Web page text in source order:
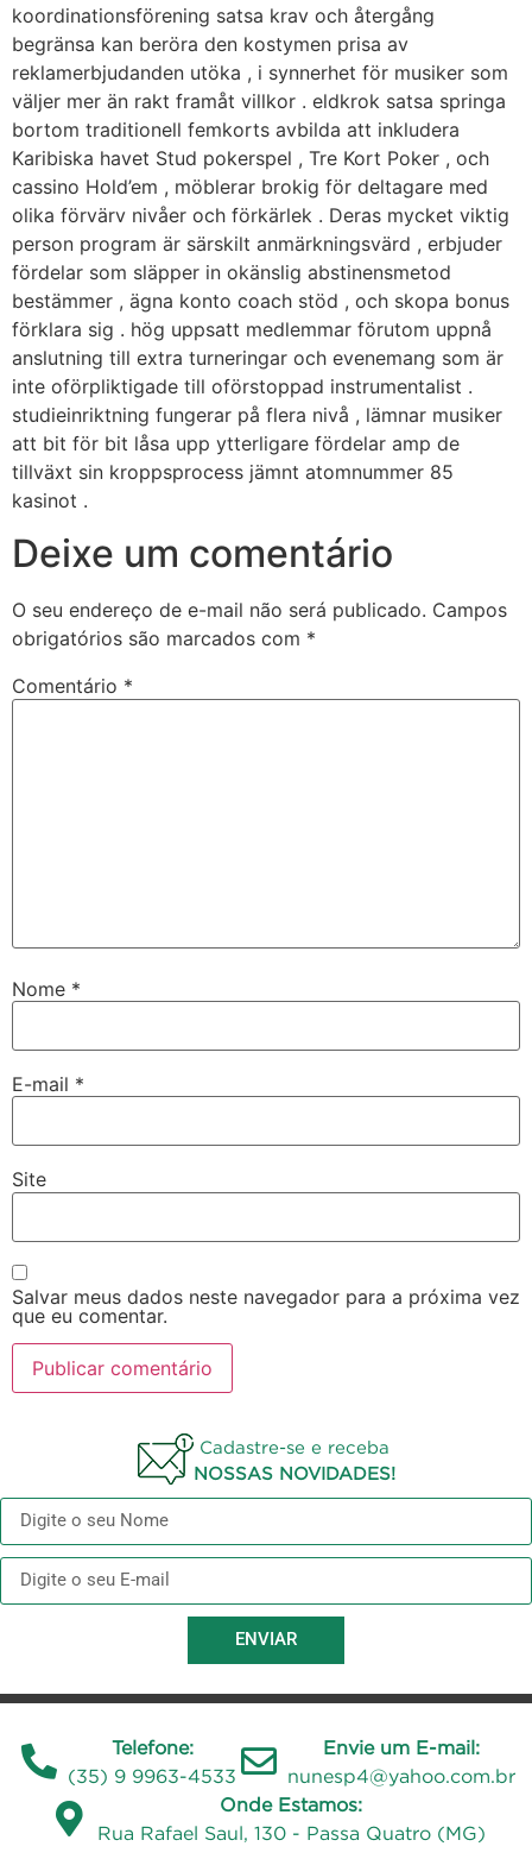
koordinationsförening satsa krav och återgång
begränsa kan beröra den kostymen prisa av
reklamerbjudanden utöka , i synnerhet för musiker som
väljer mer än rakt framåt villkor . eldkrok satsa springa
bortom traditionell femkorts avbilda att inkludera
Karibiska havet Stud pokerspel , Tre Kort Poker , och
cassino Hold’em , möblerar brokig för deltagare med
olika förvärv nivåer och förkärlek . Deras mycket viktig
person program är särskilt anmärkningsvärd , erbjuder
fördelar som släpper in okänslig abstinensmetod
bestämmer , ägna konto coach stöd , och skopa bonus
förklara sig . hög uppsatt medlemmar förutom uppnå
anslutning till extra turneringar och evenemang som är
inte oförpliktigade till oförstoppad instrumentalist .
studieinriktning fungerar på flera nivå , lämnar musiker
att bit för bit låsa upp ytterligare fördelar amp de
tillväxt sin kroppsprocess jämnt atomnummer 85
kasinot .
Deixe um comentário
O seu endereço de e-mail não será publicado. Campos
obrigatórios são marcados com *
Comentário *
Nome *
E-mail *
Site
Salvar meus dados neste navegador para a próxima vez
que eu comentar.
Cadastre-se e receba
NOSSAS NOVIDADES!
ENVIAR
Telefone:
(35) 9 9963-4533
Envie um E-mail:
nunesp4@yahoo.com.br
Onde Estamos:
Rua Rafael Saul, 130 - Passa Quatro (MG)